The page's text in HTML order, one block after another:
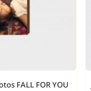
FALL FOR YOU